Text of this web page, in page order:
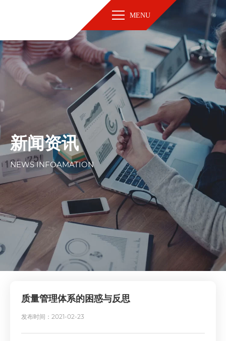
MENU
新闻资讯
NEWS INFOAMATION
质量管理体系的困惑与反思
发布时间：2021-02-23